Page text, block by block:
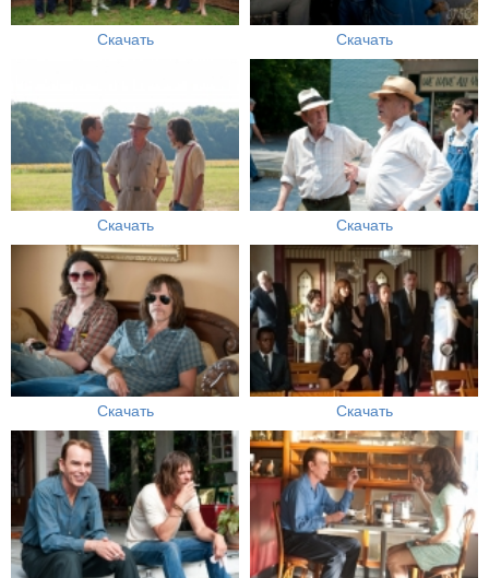
Скачать Скачать
Скачать Скачать
Скачать Скачать